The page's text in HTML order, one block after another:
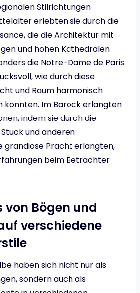
Stilrichtungen
erlebten sie durch die
die die Architektur mit
und hohen Kathedralen
die Notre-Dame de Paris
wie durch diese
und Raum harmonisch
konnten. Im Barock erlangten
indem sie durch die
und anderen
grandiose Pracht erlangten,
beim Betrachter
von Bögen und
verschiedene
haben sich nicht nur als
sondern auch als